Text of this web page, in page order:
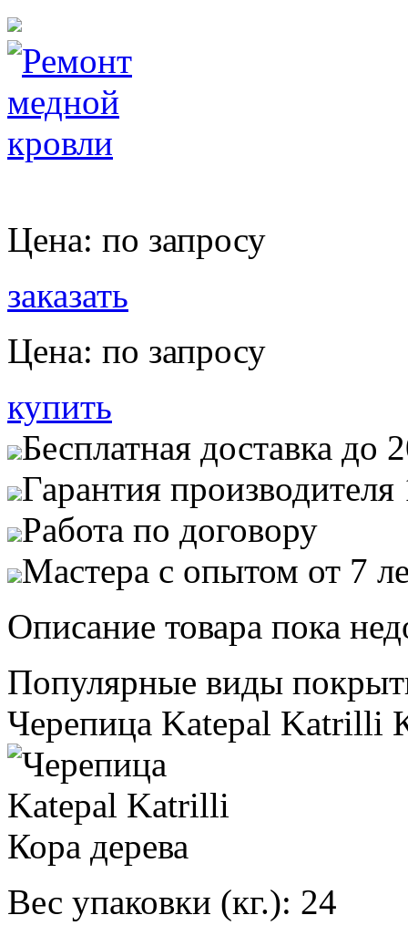
Цена: по запросу
заказать
Цена: по запросу
купить
Бесплатная доставка до
Гарантия производителя
Работа по договору
Мастера с опытом от 7
Описание товара пока
Популярные виды
Черепица Katepal Katrilli
Вес упаковки (кг.): 24